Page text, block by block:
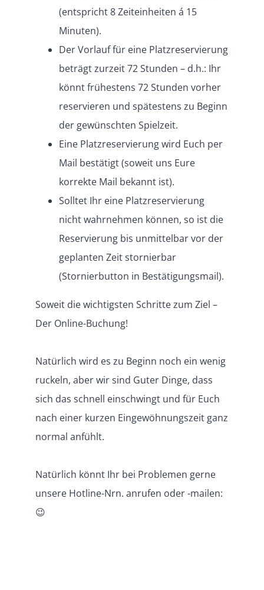
(entspricht 8 Zeiteinheiten á 15
Minuten).
Der Vorlauf für eine Platzreservierung
beträgt zurzeit 72 Stunden – d.h.: Ihr
könnt frühestens 72 Stunden vorher
reservieren und spätestens zu Beginn
der gewünschten Spielzeit.
Eine Platzreservierung wird Euch per
Mail bestätigt (soweit uns Eure
korrekte Mail bekannt ist).
Solltet Ihr eine Platzreservierung
nicht wahrnehmen können, so ist die
Reservierung bis unmittelbar vor der
geplanten Zeit stornierbar
(Stornierbutton in Bestätigungsmail).
Soweit die wichtigsten Schritte zum Ziel –
Der Online-Buchung!
Natürlich wird es zu Beginn noch ein wenig
ruckeln, aber wir sind Guter Dinge, dass
sich das schnell einschwingt und für Euch
nach einer kurzen Eingewöhnungszeit ganz
normal anfühlt.
Natürlich könnt Ihr bei Problemen gerne
unsere Hotline-Nrn. anrufen oder -mailen:
😉